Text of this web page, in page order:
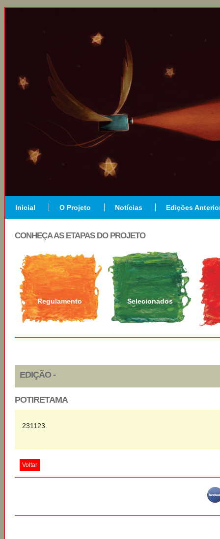
Inicial O Projeto Notícias Edições
CONHEÇA AS ETAPAS DO PROJETO
Regulamento Selecionados
EDIÇÃO -
POTIRETAMA
231123
Voltar